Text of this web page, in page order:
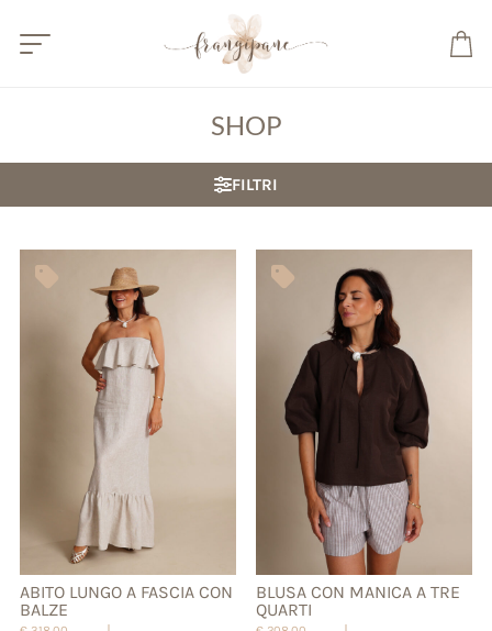
SHOP
FILTRI
ABITO LUNGO A FASCIA CON
BALZE
BLUSA CON MANICA A TRE
QUARTI